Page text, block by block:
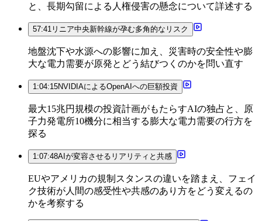
と、長期勾留による人権侵害の懸念について詳述する
57:41 リニア中央新幹線が孕む多角的なリスク
地盤沈下や水源への影響に加え、災害時の安全性や膨
大な電力需要が原発とどう結びつくのかを問い直す
1:04:15NVIDIAによるOpenAIへの巨額投資
最大15兆円規模の投資計画がもたらすAIの独占と、原
子力発電所10機分に相当する膨大な電力需要の行方を
探る
1:07:48AIが変容させるリアリティと共感
EUやアメリカの規制スタンスの違いを踏まえ、フェイ
ク技術が人間の感受性や共感のあり方をどう変えるの
かを考察する